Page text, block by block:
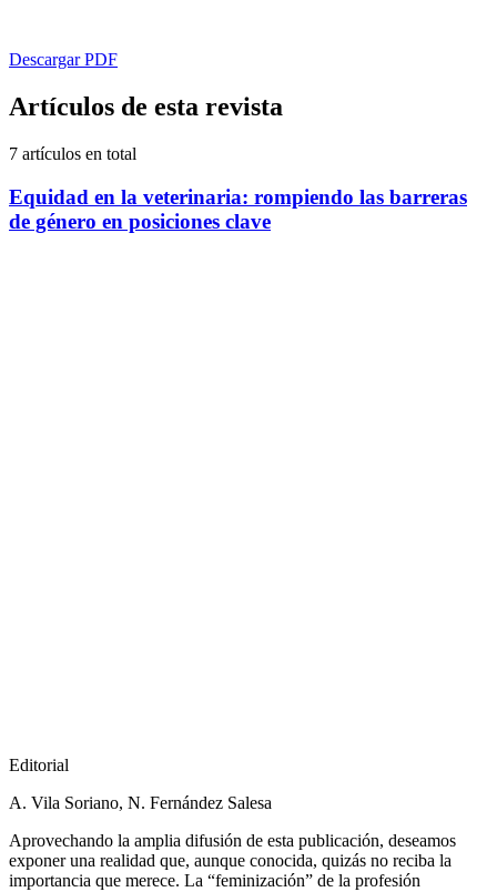
Descargar PDF
Artículos de esta revista
7 artículos en total
Equidad en la veterinaria: rompiendo las barreras
de género en posiciones clave
Editorial
A. Vila Soriano, N. Fernández Salesa
Aprovechando la amplia difusión de esta publicación, deseamos
exponer una realidad que, aunque conocida, quizás no reciba la
importancia que merece. La “feminización” de la profesión